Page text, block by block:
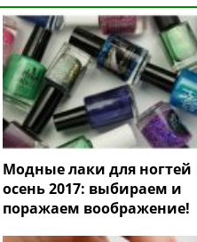
Модные лаки для ногтей
осень 2017: выбираем и
поражаем воображение!